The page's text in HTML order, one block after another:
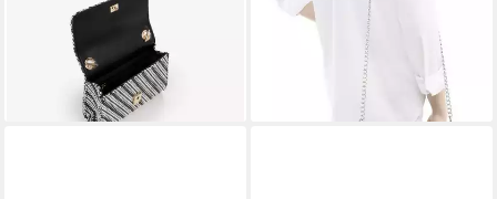
lieferbar - in 1-2 Werktagen bei dir
ab 74,95 € UVP
lieferbar - in 1-2 Werktagen bei dir